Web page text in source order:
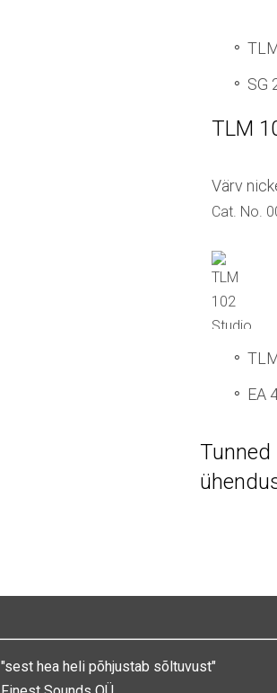
SG
TLM
Värv
Cat. No.
EA
Tunned
"sest hea heli põhjustab sõltuvust"